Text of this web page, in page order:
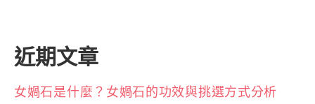
近期文章
女媧石是什麼？女媧石的功效與挑選方式分析